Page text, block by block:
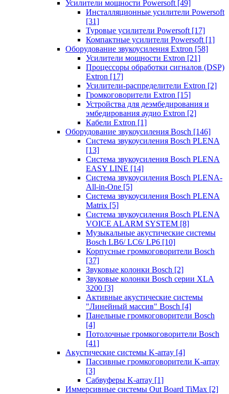
Усилители мощности Powersoft [49]
Инсталляционные усилители Powersoft
[31]
Туровые усилители Powersoft [17]
Компактные усилители Powersoft [1]
Оборудование звукоусиления Extron [58]
Усилители мощности Extron [21]
Процессоры обработки сигналов (DSP)
Extron [17]
Усилители-распределители Extron [2]
Громкоговорители Extron [15]
Устройства для деэмбедирования и
эмбедирования аудио Extron [2]
Кабели Extron [1]
Оборудование звукоусиления Bosch [146]
Система звукоусиления Bosch PLENA
[13]
Система звукоусиления Bosch PLENA
EASY LINE [14]
Система звукоусиления Bosch PLENA-
All-in-One [5]
Система звукоусиления Bosch PLENA
Matrix [5]
Система звукоусиления Bosch PLENA
VOICE ALARM SYSTEM [8]
Музыкальные акустические системы
Bosch LB6/ LC6/ LP6 [10]
Корпусные громкоговорители Bosch
[37]
Звуковые колонки Bosch [2]
Звуковые колонки Bosch серии XLA
3200 [3]
Активные акустические системы
"Линейный массив" Bosch [4]
Панельные громкоговорители Bosch
[4]
Потолочные громкоговорители Bosch
[41]
Акустические системы K-array [4]
Пассивные громкоговорители K-array
[3]
Сабвуферы K-array [1]
Иммерсивные системы Out Board TiMax [2]